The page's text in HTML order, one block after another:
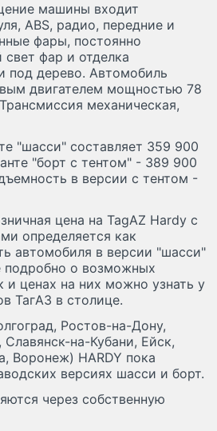
машины входит
ABS, радио, передние и
фары, постоянно
фар и отделка
под дерево. Автомобиль
двигателем мощностью 78
механическая,
"шасси" составляет 359 900
"борт с тентом" - 389 900
в версии с тентом -
цена на TagAZ Hardy с
определяется как
автомобиля в версии "шасси"
подробно о возможных
и ценах на них можно узнать у
ТагАЗ в столице.
Ростов-на-Дону,
Славянск-на-Кубани, Ейск,
Воронеж) HARDY пока
версиях шасси и борт.
через собственную